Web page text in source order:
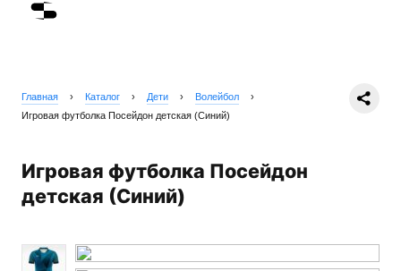
Главная › Каталог › Дети › Волейбол
›
Игровая футболка Посейдон детская (Синий)
Игровая футболка Посейдон
детская (Синий)